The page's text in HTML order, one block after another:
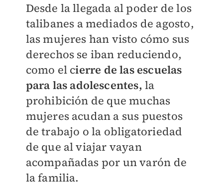
Desde la llegada al poder de los
talibanes a mediados de agosto,
las mujeres han visto cómo sus
derechos se iban reduciendo,
como el cierre de las escuelas
para las adolescentes,la
prohibición de que muchas
mujeres acudan a sus puestos
de trabajo o la obligatoriedad
de que al viajar vayan
acompañadas por un varón de
la familia.